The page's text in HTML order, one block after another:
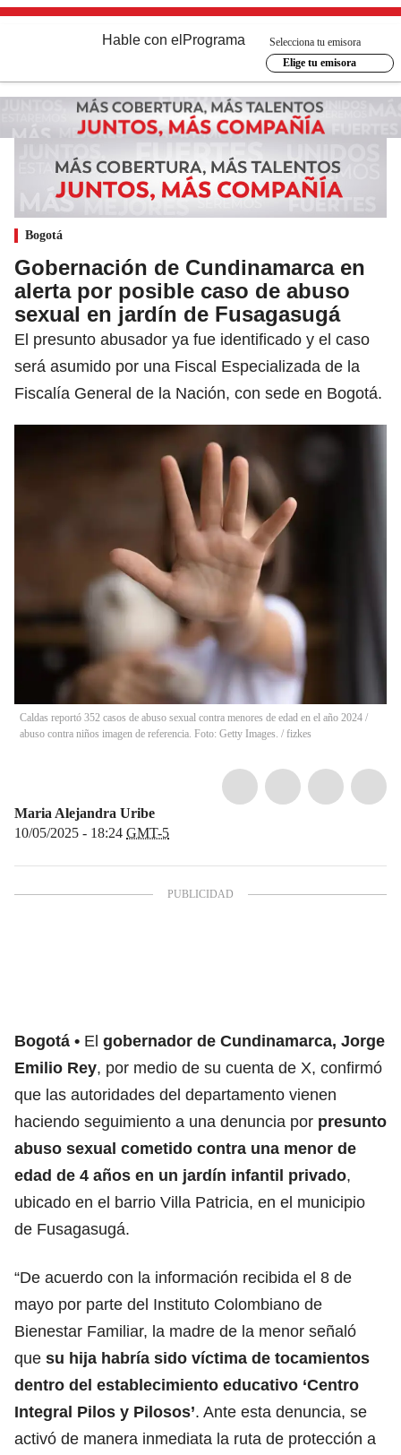
Hable con el Programa
Selecciona tu emisora
Elige tu emisora
Bogotá
Gobernación de Cundinamarca en
alerta por posible caso de abuso
sexual en jardín de Fusagasugá
El presunto abusador ya fue identificado y el caso
será asumido por una Fiscal Especializada de la
Fiscalía General de la Nación, con sede en Bogotá.
Caldas reportó 352 casos de abuso sexual contra menores de edad en el año 2024 /
abuso contra niños imagen de referencia. Foto: Getty Images. / fizkes
Maria Alejandra Uribe
10/05/2025 - 18:24 GMT-5
Bogotá El gobernador de Cundinamarca, Jorge
Emilio Rey, por medio de su cuenta de X, confirmó
que las autoridades del departamento vienen
haciendo seguimiento a una denuncia por presunto
abuso sexual cometido contra una menor de
edad de 4 años en un jardín infantil privado,
ubicado en el barrio Villa Patricia, en el municipio
de Fusagasugá.
“De acuerdo con la información recibida el 8 de
mayo por parte del Instituto Colombiano de
Bienestar Familiar, la madre de la menor señaló
que su hija habría sido víctima de tocamientos
dentro del establecimiento educativo ‘Centro
Integral Pilos y Pilosos’. Ante esta denuncia, se
activó de manera inmediata la ruta de protección a